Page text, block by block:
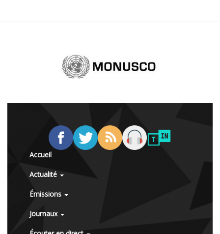
Accueil
Actualité
Émissions
Journaux